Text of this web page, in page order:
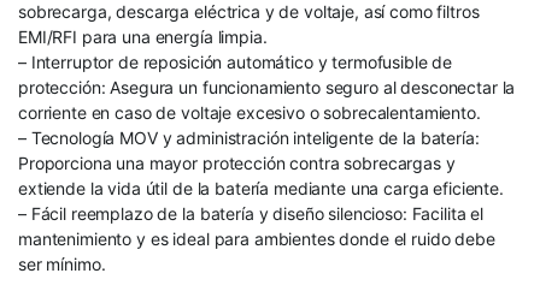
sobrecarga, descarga eléctrica y de voltaje, así como filtros
EMI/RFI para una energía limpia.
– Interruptor de reposición automático y termofusible de
protección: Asegura un funcionamiento seguro al desconectar la
corriente en caso de voltaje excesivo o sobrecalentamiento.
– Tecnología MOV y administración inteligente de la batería:
Proporciona una mayor protección contra sobrecargas y
extiende la vida útil de la batería mediante una carga eficiente.
– Fácil reemplazo de la batería y diseño silencioso: Facilita el
mantenimiento y es ideal para ambientes donde el ruido debe
ser mínimo.